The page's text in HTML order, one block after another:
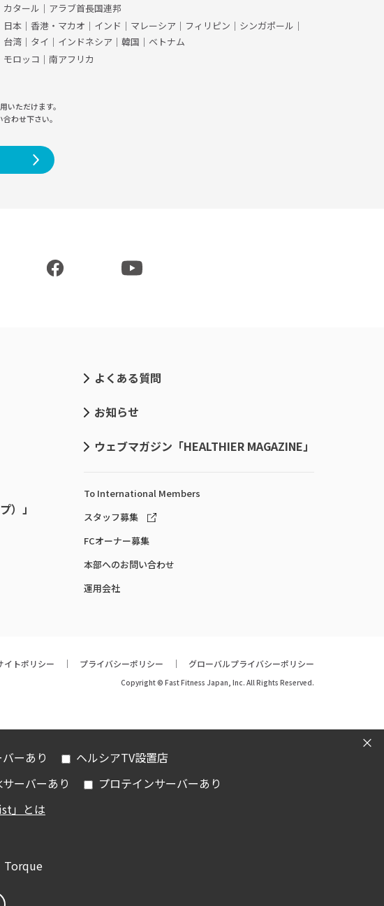
ーあり
ヘルシアTV設置店
ーバーあり
プロテインサーバーあり
」とは
Torque
カタール ｜ アラブ首長国連邦
日本｜ 香港・マカオ ｜ インド ｜ マレーシア ｜ フィリピン ｜ シンガポール ｜
台湾｜ タイ ｜ インドネシア ｜ 韓国 ｜ ベトナム
モロッコ ｜ 南アフリカ
いただけます。
わせ下さい。
）」
よくある質問
お知らせ
ウェブマガジン「HEALTHIER MAGAZINE」
To International Members
スタッフ募集
FCオーナー募集
本部へのお問い合わせ
運用会社
イトポリシー プライバシーポリシー グローバルプライバシーポリシー
Copyright © Fast Fitness Japan, Inc. All Rights Reserved.